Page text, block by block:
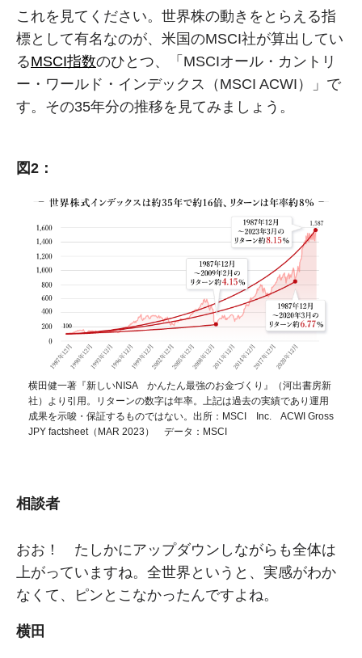
これを見てください。世界株の動きをとらえる指
標として有名なのが、米国のMSCI社が算出してい
るMSCI指数のひとつ、「MSCIオール・カントリ
ー・ワールド・インデックス（MSCI ACWI）」で
す。その35年分の推移を見てみましょう。
図2：
横田健一著『新しいNISA かんたん最強のお金づくり』（河出書房新
社）より引用。リターンの数字は年率。上記は過去の実績であり運用
成果を示唆・保証するものではない。出所：MSCI Inc. ACWI Gross
JPY factsheet（MAR 2023） データ：MSCI
相談者
おお！ たしかにアップダウンしながらも全体は
上がっていますね。全世界というと、実感がわか
なくて、ピンとこなかったんですよね。
横田